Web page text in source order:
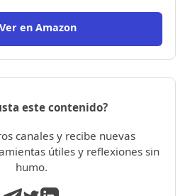
en Amazon
este contenido?
canales y recibe nuevas
útiles y reflexiones sin
humo.